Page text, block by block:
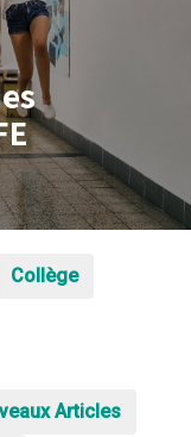
Collège
Articles